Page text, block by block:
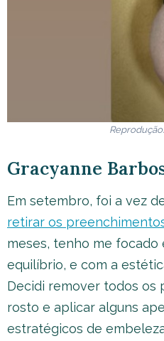
Gracyanne
Em setembro, foi a vez
retirar os
meses, tenho me focado
equilíbrio, e com a
Decidi remover todos os
rosto e aplicar alguns
estratégicos de